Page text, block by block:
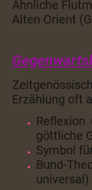
Ähnliche
Alten Orient
Erzählung oft
göttliche
Symbol
Bund-
universal)